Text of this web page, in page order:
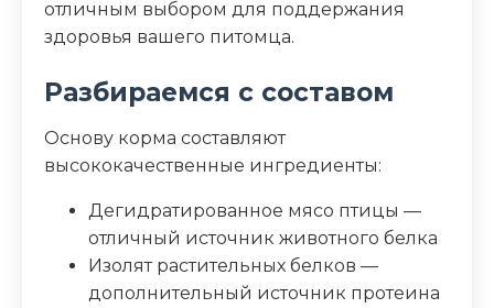
Белок (%) 42
Зола (%) 8.4
отличным выбором для поддержания
здоровья вашего питомца.
Разбираемся с составом
Основу корма составляют
высококачественные ингредиенты:
Дегидратированное мясо птицы —
отличный источник животного белка
Изолят растительных белков —
дополнительный источник протеина